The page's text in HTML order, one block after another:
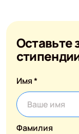
Оставьте
Имя *
Фамилия